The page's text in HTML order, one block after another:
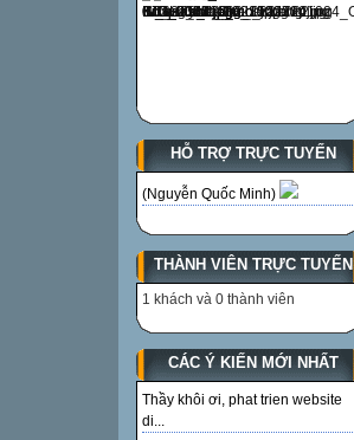
HỖ TRỢ TRỰC TUYẾN
(Nguyễn Quốc Minh)
THÀNH VIÊN TRỰC TUYẾN
1 khách và 0 thành viên
CÁC Ý KIẾN MỚI NHẤT
Thầy khôi ơi, phat trien website
di...